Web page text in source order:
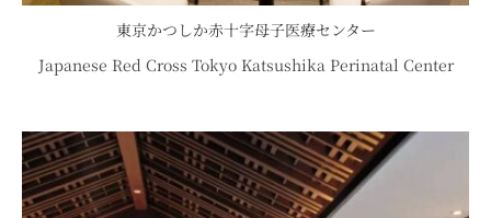
東京かつしか赤十字母子医療センター
Japanese Red Cross Tokyo Katsushika Perinatal Center